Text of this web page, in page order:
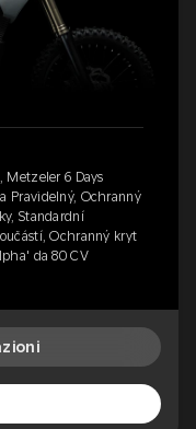
Metzeler 6 Days
Pravidelný, Ochranný
Standardní
Ochranný kryt
da 80 CV